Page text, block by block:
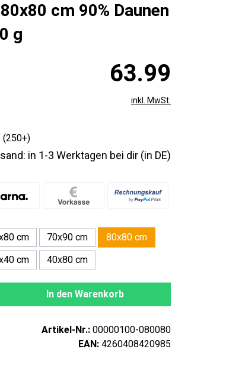
cm 90% Daunen
g
63.99
inkl. MwSt.
(250+)
in 1-3 Werktagen bei dir (in DE)
cm 70x90 cm
80x80 cm
cm
40x80 cm
Gib den gewünschten Wert ein
In den Warenkorb
Artikel-Nr.: 00000100-080080
EAN: 4260408420985